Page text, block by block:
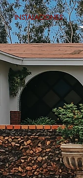
INSTALACIONES